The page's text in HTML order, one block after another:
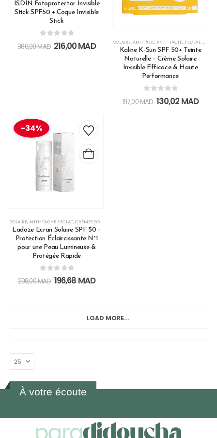
ISDIN Fotoprotector Invisible
Stick SPF50 + Coque Invisible
Stick
out of 5
360,00MAD 216,00MAD SOLAIRE,ANTI-ÂGE,ANTI-TACHE / ECLAT,
Kaline K-Sun SPF 50+ Teinte
Naturelle – Crème Solaire
Invisible Efficace & Haute
Performance
out of 5
197,00MAD 130,02 MAD
-34%
SOLAIRE,ANTI-TACHE / ECLAT,CRÈMES SOLAIRES
Ladoze Ecran Solaire SPF 50 –
Protection Éclaircissante N°1
pour une Peau Lumineuse &
Protégée Rapide
out of 5
298,00MAD 196,68 MAD
LOAD MORE...
À votre écoute